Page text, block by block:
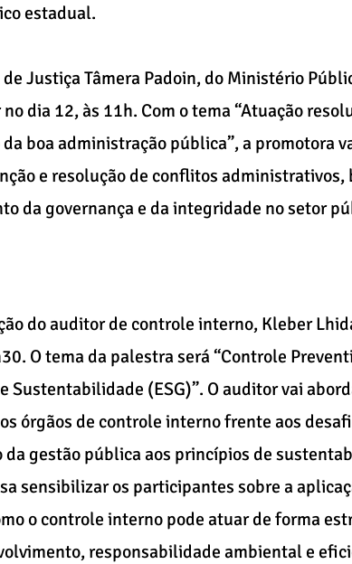
estadual.
Justiça Tâmera Padoin, do Ministério
dia 12, às 11h. Com o tema “Atuação
boa administração pública”, a promotora
e resolução de conflitos
da governança e da integridade no setor
do auditor de controle interno, Kleber
O tema da palestra será “Controle
Sustentabilidade (ESG)”. O auditor vai
órgãos de controle interno frente aos
gestão pública aos princípios de
sensibilizar os participantes sobre a
o controle interno pode atuar de forma
responsabilidade ambiental e